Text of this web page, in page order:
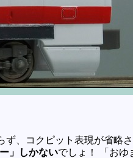
ず、コクピット表現が省略
」しかないでしょ！ 「おゆ